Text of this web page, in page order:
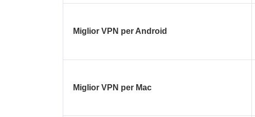
Miglior VPN per Android
Miglior VPN per Mac